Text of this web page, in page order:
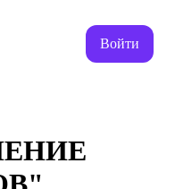
Войти